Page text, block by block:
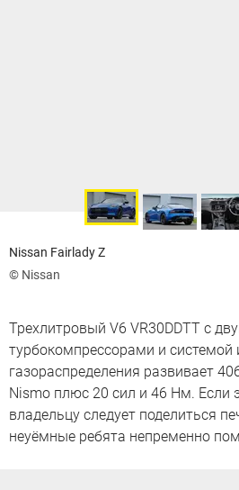
Nissan Fairlady Z
© Nissan
Трехлитровый V6 VR30DDTT с
турбокомпрессорами и
газораспределения развивает
Nismo плюс 20 сил и 46 Нм. Если
владельцу следует поделиться
неуёмные ребята непременно